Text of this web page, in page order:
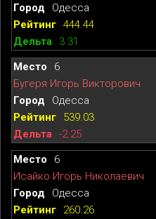
Одесса
444.44
3.31
6
Бугеря Игорь Викторович
Одесса
539.03
-2.25
6
Исайко Игорь Николаевич
Одесса
260.26